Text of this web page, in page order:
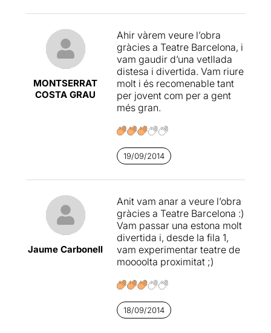
fàcilment l’interès del públic.
obra no és ser res de l’altre
món, però fa riure i
representa perfectament
l’esperit d’una generació
actual de joves (obviant,
això sí, qualsevol referència
política).
d'Any. Els actors són joves i
treballar, malgrat que els hi
falta rodatge, ho donen tot
dalt de l’escenari. L’Artur
Busquets (Lluís) i la Aïda
Gómez (Cristina) ens
regalen moments còmics
boníssims. Al final tots vam
aplaudir amb ganes i vam
sortir amb la sensació
d'haver rejovenit.
MONTSERRAT
COSTA GRAU
Ahir vàrem veure l’obra
gràcies a Teatre Barcelona, i
vam gaudir d’una vetllada
distesa i divertida. Vam riure
molt i és recomenable tant
per jovent com per a gent
més gran.
19/09/2014
Jaume Carbonell
Anit vam anar a veure l’obra
gràcies a Teatre Barcelona :)
Vam passar una estona molt
divertida i, desde la fila 1,
vam experimentar teatre de
moooolta proximitat ;)
18/09/2014